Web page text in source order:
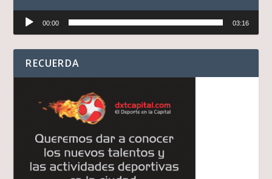
Reproductor
audio
00:00 03:16
RECUERDA